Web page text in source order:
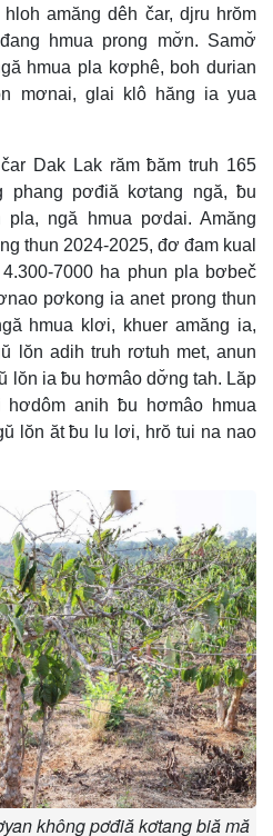
amăng dêh čar, djru hrŏm
hmua prong mơ̆n. Samơ̆
hmua pla kơphê, boh durian
mơnai, glai klô hăng ia yua
Dak Lak răm ƀăm truh 165
phang pơđiă kơtang ngă, ƀu
ngă hmua pơdai. Amăng
thun 2024-2025, đơ đam kual
7000 ha phun pla bơbeč
pơkong ia anet prong thun
hmua klơi, khuer amăng ia,
lŏn adih truh rơtuh met, anun
lŏn ia ƀu hơmâo dơ̆ng tah. Lăp
anih ƀu hơmâo hmua
lŏn ăt ƀu lu lơi, hrŏ tui na nao
không pơđiă kơtang biă mă